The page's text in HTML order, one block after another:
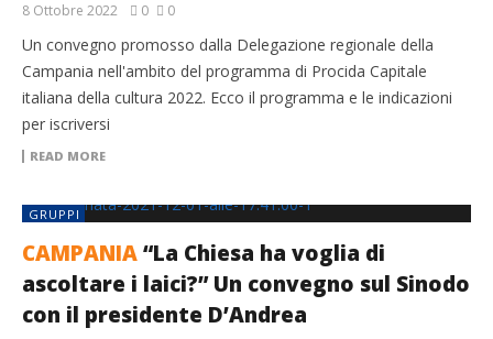
8 Ottobre 2022 0 0
Un convegno promosso dalla Delegazione regionale della
Campania nell'ambito del programma di Procida Capitale
italiana della cultura 2022. Ecco il programma e le indicazioni
per iscriversi
READ MORE
GRUPPI
CAMPANIA“La Chiesa ha voglia di
ascoltare i laici?” Un convegno sul Sinodo
con il presidente D’Andrea